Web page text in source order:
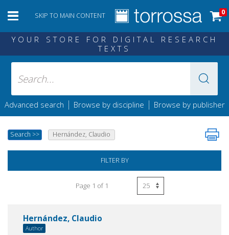
SKIP TO MAIN CONTENT 0
YOUR STORE FOR DIGITAL RESEARCH
TEXTS
Advanced search | Browse by discipline | Browse by publisher
Search >> Hernández, Claudio
FILTER BY
Page 1 of 1
Hernández, Claudio
Author